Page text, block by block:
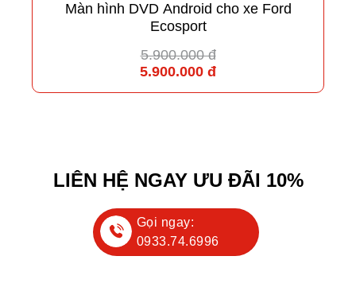
Màn hình DVD Android cho xe Ford
Ecosport
5.900.000 đ
5.900.000 đ
LIÊN HỆ NGAY ƯU ĐÃI 10%
Gọi ngay:
0933.74.6996